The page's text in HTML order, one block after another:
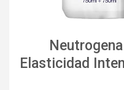
Elasticidad